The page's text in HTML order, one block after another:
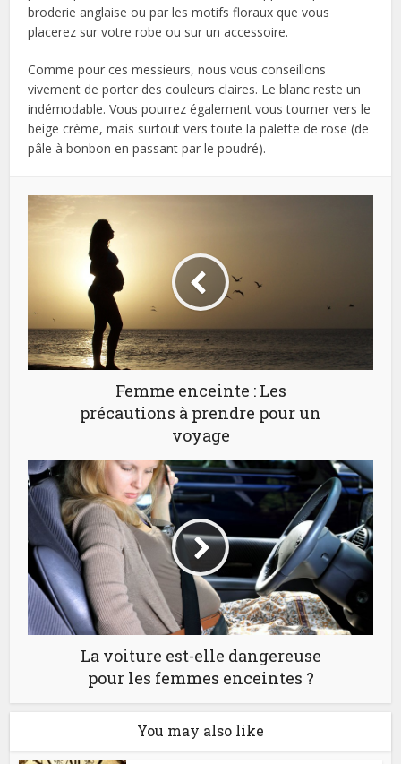
broderie anglaise ou par les motifs floraux que vous
placerez sur votre robe ou sur un accessoire.
Comme pour ces messieurs, nous vous conseillons
vivement de porter des couleurs claires. Le blanc reste un
indémodable. Vous pourrez également vous tourner vers le
beige crème, mais surtout vers toute la palette de rose (de
pâle à bonbon en passant par le poudré).
Femme enceinte : Les
précautions à prendre pour un
voyage
La voiture est-elle dangereuse
pour les femmes enceintes ?
You may also like